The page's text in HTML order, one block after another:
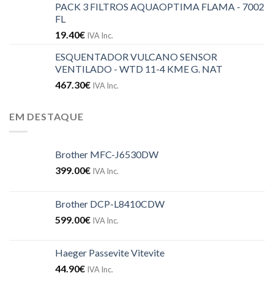
PACK 3 FILTROS AQUAOPTIMA FLAMA - 7002
FL
19.40€ IVA Inc.
ESQUENTADOR VULCANO SENSOR
VENTILADO - WTD 11-4 KME G. NAT
467.30€ IVA Inc.
EM DESTAQUE
Brother MFC-J6530DW
399.00€ IVA Inc.
Brother DCP-L8410CDW
599.00€ IVA Inc.
Haeger Passevite Vitevite
44.90€ IVA Inc.